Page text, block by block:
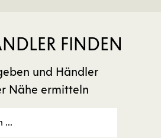
FINDEN
und Händler
Nähe ermitteln